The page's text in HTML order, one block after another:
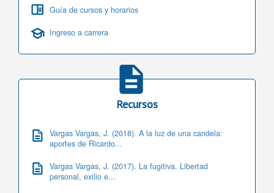
Guía de cursos y horarios
Ingreso a carrera
Recursos
Vargas Vargas, J. (2018). A la luz de una candela:
aportes de Ricardo...
Vargas Vargas, J. (2017). La fugitiva. Libertad
personal, exilio e...